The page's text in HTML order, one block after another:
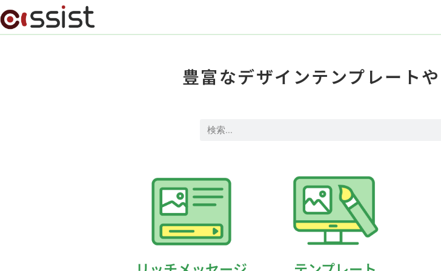
豊富なデザインテンプレートや